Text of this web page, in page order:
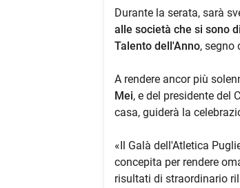
Durante la serata, sarà
alle società che si sono
Talento dell'Anno, segno
A rendere ancor più
Mei, e del presidente del
casa, guiderà la
«Il Galà dell'Atletica
concepita per rendere
risultati di straordinario